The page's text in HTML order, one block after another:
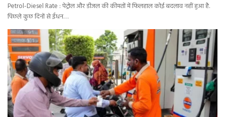
Petrol-Diesel Rate : पेट्रोल और डीजल की कीमतों में फिलहाल कोई बदलाव नहीं हुआ है.
पिछले कुछ दिनों से ईंधन…